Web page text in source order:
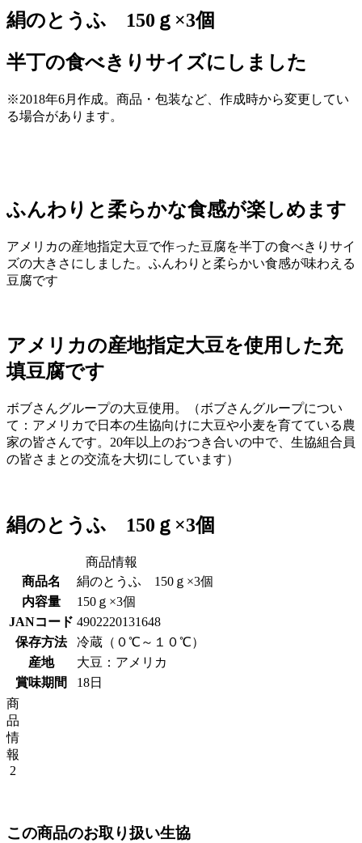
絹のとうふ 150ｇ×3個
半丁の食べきりサイズにしました
※2018年6月作成。商品・包装など、作成時から変更してい
る場合があります。
ふんわりと柔らかな食感が楽しめます
アメリカの産地指定大豆で作った豆腐を半丁の食べきりサイ
ズの大きさにしました。ふんわりと柔らかい食感が味わえる
豆腐です
アメリカの産地指定大豆を使用した充
填豆腐です
ボブさんグループの大豆使用。（ボブさんグループについ
て：アメリカで日本の生協向けに大豆や小麦を育てている農
家の皆さんです。20年以上のおつき合いの中で、生協組合員
の皆さまとの交流を大切にしています）
絹のとうふ 150ｇ×3個
商品情報
商品名
絹のとうふ 150ｇ×3個
内容量
150ｇ×3個
JANコード 4902220131648
保存方法
冷蔵（０℃～１０℃）
産地
大豆：アメリカ
賞味期間
18日
商
品
情
報
2
この商品のお取り扱い生協